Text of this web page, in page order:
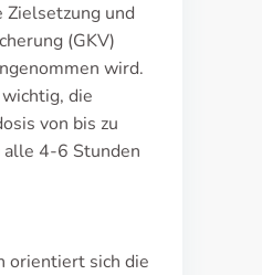
Zielsetzung und
(GKV)
wird.
die
von bis zu
4-6 Stunden
orientiert sich die